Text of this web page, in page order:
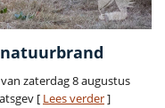
zaterdag 8 augustus
[ Lees verder]